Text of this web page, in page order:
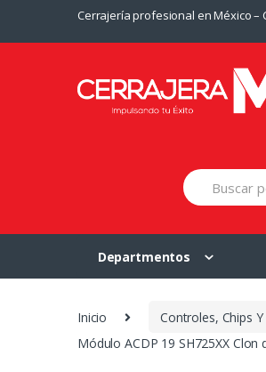
Cerrajería profesional en México –
Departmentos
Inicio Controles, Chips
Módulo ACDP 19 SH725XX